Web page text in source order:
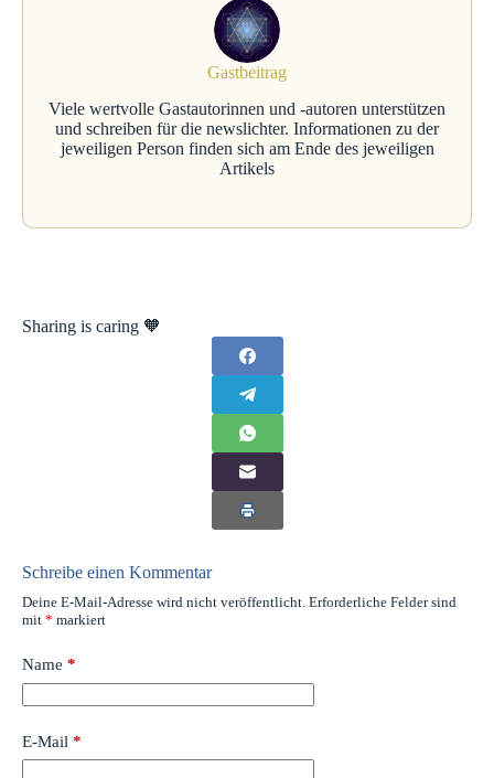
Sharing is caring 🧡
Gastbeitrag
Viele wertvolle Gastautorinnen und -autoren unterstützen
und schreiben für die newslichter. Informationen zu der
jeweiligen Person finden sich am Ende des jeweiligen
Artikels
Schreibe einen Kommentar
Deine E-Mail-Adresse wird nicht veröffentlicht. Erforderliche Felder sind
mit * markiert
Name *
E-Mail *